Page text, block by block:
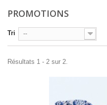
PROMOTIONS
Tri --
Résultats 1 - 2 sur 2.